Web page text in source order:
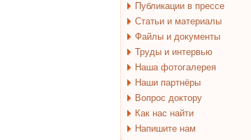
Публикации в прессе
Статьи и материалы
Файлы и документы
Труды и интервью
Наша фотогалерея
Наши партнёры
Вопрос доктору
Как нас найти
Напишите нам